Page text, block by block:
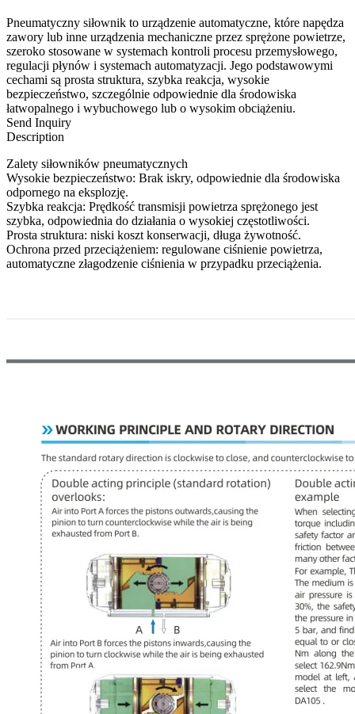
Pneumatyczny siłownik to urządzenie automatyczne, które napędza
zawory lub inne urządzenia mechaniczne przez sprężone powietrze,
szeroko stosowane w systemach kontroli procesu przemysłowego,
regulacji płynów i systemach automatyzacji. Jego podstawowymi
cechami są prosta struktura, szybka reakcja, wysokie
bezpieczeństwo, szczególnie odpowiednie dla środowiska
łatwopalnego i wybuchowego lub o wysokim obciążeniu.
Send Inquiry
Description
Zalety siłowników pneumatycznych
Wysokie bezpieczeństwo: Brak iskry, odpowiednie dla środowiska
odpornego na eksplozję.
Szybka reakcja: Prędkość transmisji powietrza sprężonego jest
szybka, odpowiednia do działania o wysokiej częstotliwości.
Prosta struktura: niski koszt konserwacji, długa żywotność.
Ochrona przed przeciążeniem: regulowane ciśnienie powietrza,
automatyczne złagodzenie ciśnienia w przypadku przeciążenia.